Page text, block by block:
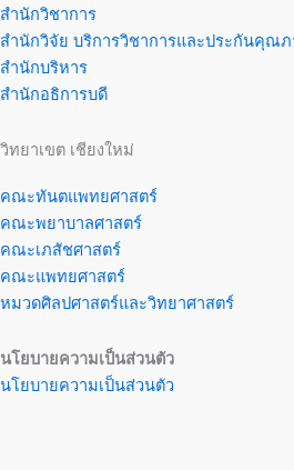
สำนักวิชาการ
สำนักวิจัย บริการวิชาการและประกันคุณ
สำนักบริหาร
สำนักอธิการบดี
วิทยาเขต เชียงใหม่
คณะทันตแพทยศาสตร์
คณะพยาบาลศาสตร์
คณะเภสัชศาสตร์
คณะแพทยศาสตร์
หมวดศิลปศาสตร์และวิทยาศาสตร์
นโยบายความเป็นส่วนตัว
นโยบายความเป็นส่วนตัว